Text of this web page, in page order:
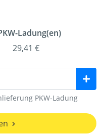
Ladung(en)
29,41 €
PKW-Ladung